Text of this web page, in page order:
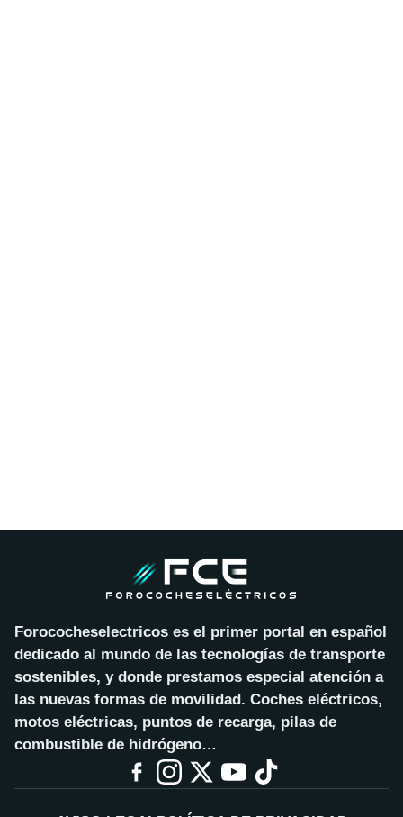
Forococheselectricos es el primer portal en español
dedicado al mundo de las tecnologías de transporte
sostenibles, y donde prestamos especial atención a
las nuevas formas de movilidad. Coches eléctricos,
motos eléctricas, puntos de recarga, pilas de
combustible de hidrógeno…